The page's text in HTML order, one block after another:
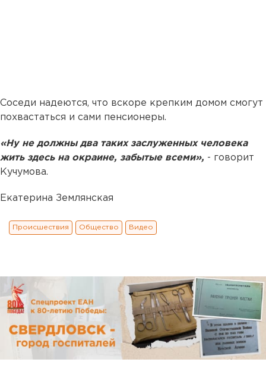
Соседи надеются, что вскоре крепким домом смогут
похвастаться и сами пенсионеры.
«Ну не должны два таких заслуженных человека
жить здесь на окраине, забытые всеми», - говорит
Кучумова.
Екатерина Землянская
Происшествия Общество Видео